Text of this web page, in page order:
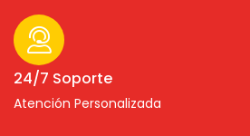
24/7 Soporte
Atención Personalizada